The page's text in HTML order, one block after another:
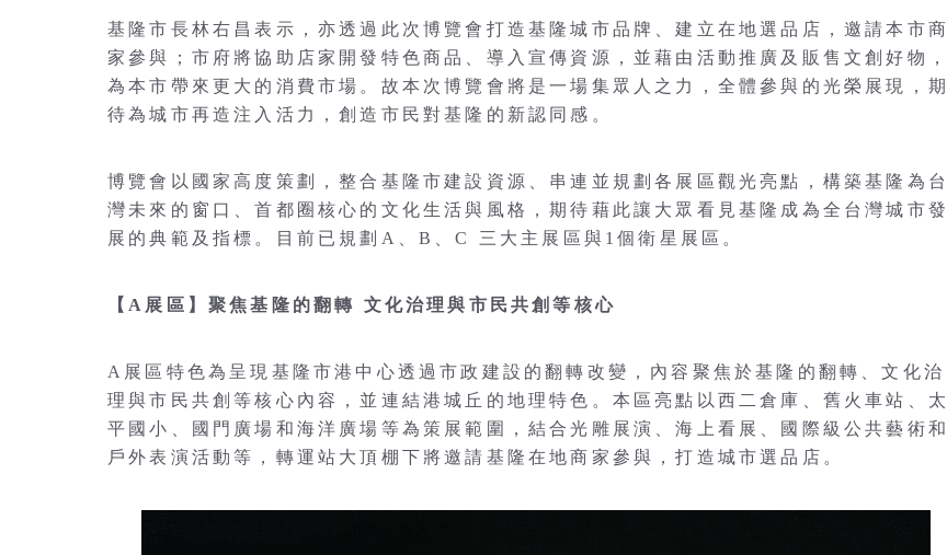
基隆市長林右昌表示，亦透過此次博覽會打造基隆城市品牌、建立在地選品店，邀請本市商
家參與；市府將協助店家開發特色商品、導入宣傳資源，並藉由活動推廣及販售文創好物，
為本市帶來更大的消費市場。故本次博覽會將是一場集眾人之力，全體參與的光榮展現，期
待為城市再造注入活力，創造市民對基隆的新認同感。
博覽會以國家高度策劃，整合基隆市建設資源、串連並規劃各展區觀光亮點，構築基隆為台
灣未來的窗口、首都圈核心的文化生活與風格，期待藉此讓大眾看見基隆成為全台灣城市發
展的典範及指標。目前已規劃A、B、C 三大主展區與1個衛星展區。
【A展區】聚焦基隆的翻轉 文化治理與市民共創等核心
A展區特色為呈現基隆市港中心透過市政建設的翻轉改變，內容聚焦於基隆的翻轉、文化治
理與市民共創等核心內容，並連結港城丘的地理特色。本區亮點以西二倉庫、舊火車站、太
平國小、國門廣場和海洋廣場等為策展範圍，結合光雕展演、海上看展、國際級公共藝術和
戶外表演活動等，轉運站大頂棚下將邀請基隆在地商家參與，打造城市選品店。